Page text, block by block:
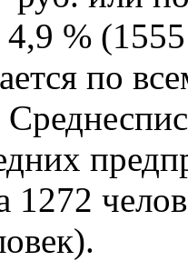
4,9 %
по
1272